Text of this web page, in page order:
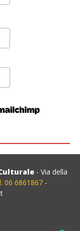
- Via della
06 6861867 -